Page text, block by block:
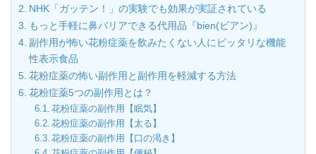
NHK「ガッテン！」の実験でも効果が実証されている
もっと手軽に鼻バリアできる代用品『bien(ビアン)』
副作用が怖い花粉症薬を飲みたくない人にピッタリな機能
性表示食品
花粉症薬の怖い副作用と副作用を軽減する方法
花粉症薬5つの副作用とは？
花粉症薬の副作用【眠気】
花粉症薬の副作用【太る】
花粉症薬の副作用【口の渇き】